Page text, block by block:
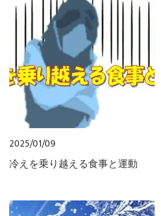
2025/01/09
冷えを乗り越える食事と運動